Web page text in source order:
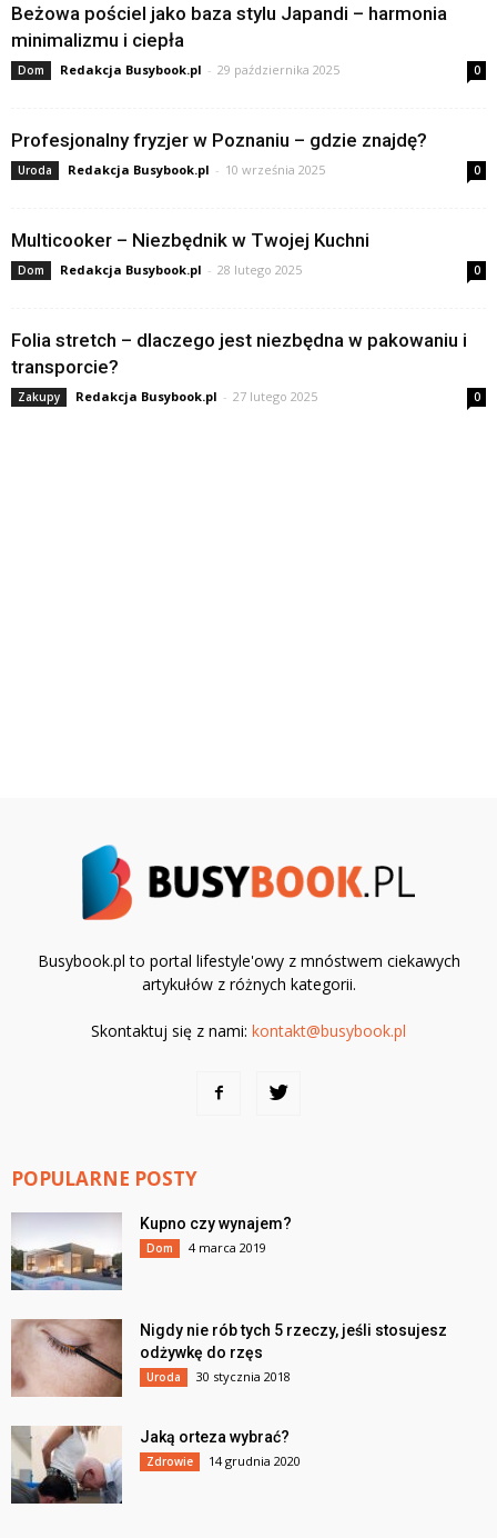
Beżowa pościel jako baza stylu Japandi – harmonia
minimalizmu i ciepła
Dom Redakcja Busybook.pl - 29 października 2025 0
Profesjonalny fryzjer w Poznaniu – gdzie znajdę?
Uroda Redakcja Busybook.pl - 10 września 2025 0
Multicooker – Niezbędnik w Twojej Kuchni
Dom Redakcja Busybook.pl - 28 lutego 2025 0
Folia stretch – dlaczego jest niezbędna w pakowaniu i
transporcie?
Zakupy Redakcja Busybook.pl - 27 lutego 2025 0
Busybook.pl to portal lifestyle'owy z mnóstwem ciekawych
artykułów z różnych kategorii.
Skontaktuj się z nami: kontakt@busybook.pl
POPULARNE POSTY
Kupno czy wynajem?
Dom 4 marca 2019
Nigdy nie rób tych 5 rzeczy, jeśli stosujesz
odżywkę do rzęs
Uroda 30 stycznia 2018
Jaką orteza wybrać?
Zdrowie 14 grudnia 2020